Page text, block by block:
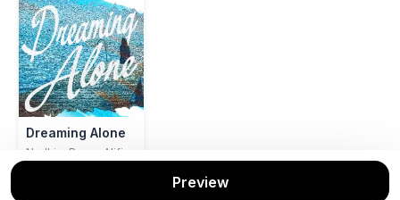
Dreaming Alone
Nadhira Ryana Alifia
Preview